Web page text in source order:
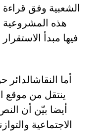
الشعبية وفق
هذه المشروعية
فيها مبدأ
أما
ينتقل من موقع
أيضا بيّن أن
الاجتماعية